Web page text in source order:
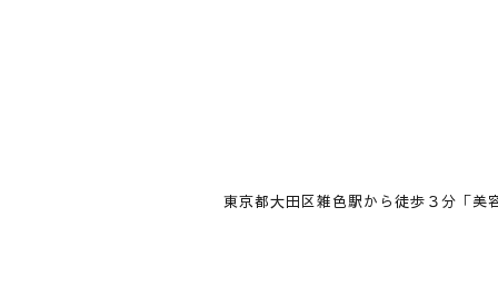
東京都大田区雑色駅から徒歩３分「美